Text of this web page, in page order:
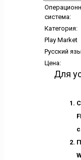
система:
Категория:
Play Market
Русский
Цена:
Для